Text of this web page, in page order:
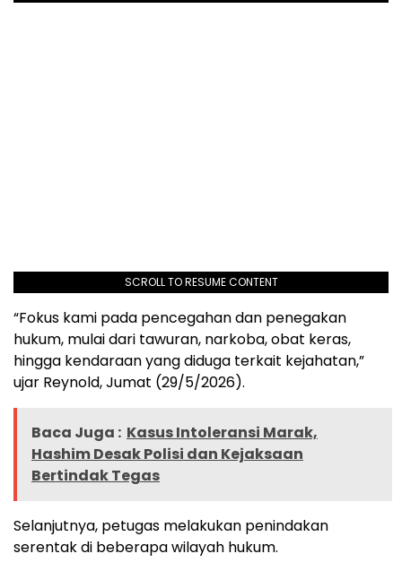
SCROLL TO RESUME CONTENT
“Fokus kami pada pencegahan dan penegakan
hukum, mulai dari tawuran, narkoba, obat keras,
hingga kendaraan yang diduga terkait kejahatan,”
ujar Reynold, Jumat (29/5/2026).
Baca Juga : Kasus Intoleransi Marak,
Hashim Desak Polisi dan Kejaksaan
Bertindak Tegas
Selanjutnya, petugas melakukan penindakan
serentak di beberapa wilayah hukum.